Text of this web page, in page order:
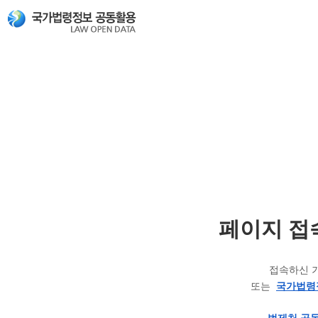
페이지 접
접속하신
또는 국가법